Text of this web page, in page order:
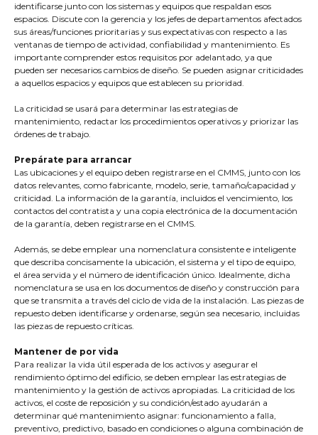
identificarse junto con los sistemas y equipos que respaldan esos
espacios. Discute con la gerencia y los jefes de departamentos afectados
sus áreas/funciones prioritarias y sus expectativas con respecto a las
ventanas de tiempo de actividad, confiabilidad y mantenimiento. Es
importante comprender estos requisitos por adelantado, ya que
pueden ser necesarios cambios de diseño. Se pueden asignar criticidades
a aquellos espacios y equipos que establecen su prioridad.
La criticidad se usará para determinar las estrategias de
mantenimiento, redactar los procedimientos operativos y priorizar las
órdenes de trabajo.
Prepárate para arrancar
Las ubicaciones y el equipo deben registrarse en el CMMS, junto con los
datos relevantes, como fabricante, modelo, serie, tamaño/capacidad y
criticidad. La información de la garantía, incluidos el vencimiento, los
contactos del contratista y una copia electrónica de la documentación
de la garantía, deben registrarse en el CMMS.
Además, se debe emplear una nomenclatura consistente e inteligente
que describa concisamente la ubicación, el sistema y el tipo de equipo,
el área servida y el número de identificación único. Idealmente, dicha
nomenclatura se usa en los documentos de diseño y construcción para
que se transmita a través del ciclo de vida de la instalación. Las piezas de
repuesto deben identificarse y ordenarse, según sea necesario, incluidas
las piezas de repuesto críticas.
Mantener de por vida
Para realizar la vida útil esperada de los activos y asegurar el
rendimiento óptimo del edificio, se deben emplear las estrategias de
mantenimiento y la gestión de activos apropiadas. La criticidad de los
activos, el coste de reposición y su condición/estado ayudarán a
determinar qué mantenimiento asignar: funcionamiento a falla,
preventivo, predictivo, basado en condiciones o alguna combinación de